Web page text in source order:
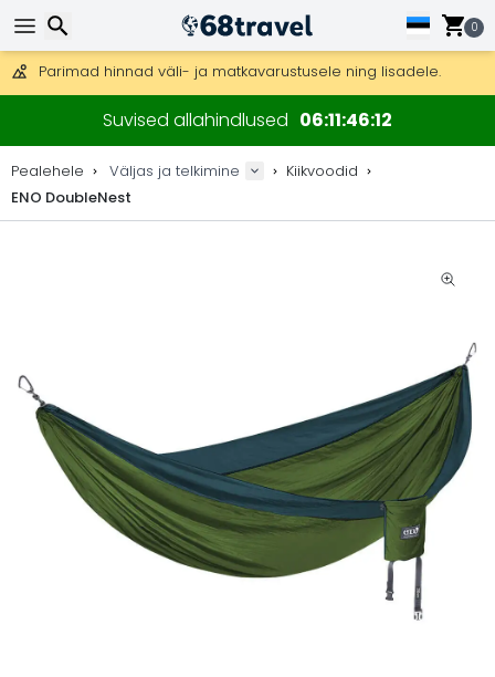
0
Saab saata ka DHL Expressi kaudu (kohaletoimetamine 24 tunni
30 päeva tagastamiseks, 90 päeva puidust kaartide ja
Parimad hinnad väli- ja matkavarustusele ning lisadele.
Suvised allahindlused 06 11 46 12
Pealehele Väljas ja telkimine
Kiikvoodid
ENO DoubleNest